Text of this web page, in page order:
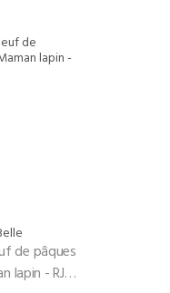
de pâques
lapin - RJB